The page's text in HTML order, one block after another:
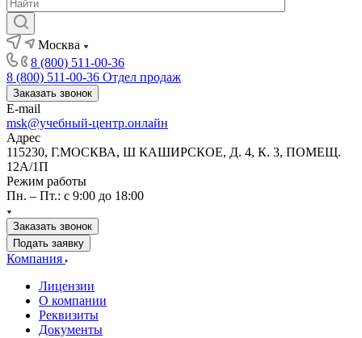
Москва
8 (800) 511-00-36
8 (800) 511-00-36 Отдел продаж
Заказать звонок
E-mail
msk@учебный-центр.онлайн
Адрес
115230, Г.МОСКВА, Ш КАШИРСКОЕ, Д. 4, К. 3, ПОМЕЩ.
12А/1П
Режим работы
Пн. – Пт.: с 9:00 до 18:00
Заказать звонок
Подать заявку
Компания
Лицензии
О компании
Реквизиты
Документы